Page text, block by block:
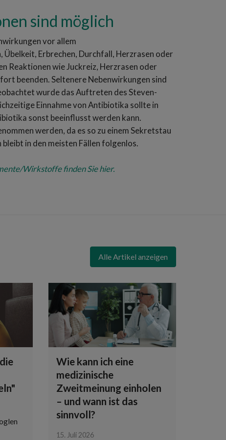
sind möglich
vor allem
Erbrechen, Durchfall, Herzrasen oder
Reaktionen wie Juckreiz, Herzrasen oder
beenden. Seltenere Nebenwirkungen sind
wurde das Auftreten des Steven-
Einnahme von Antibiotika sollte in
sonst beeinflusst werden kann.
werden, da es so zu einem Sekretstau
in den meisten Fällen folgenlos.
Wirkstoffe finden Sie hier.
Alle Artikel anzeigen
Wie kann ich eine
medizinische
Zweitmeinung einholen
– und wann ist das
sinnvoll?
15. Juli 2026